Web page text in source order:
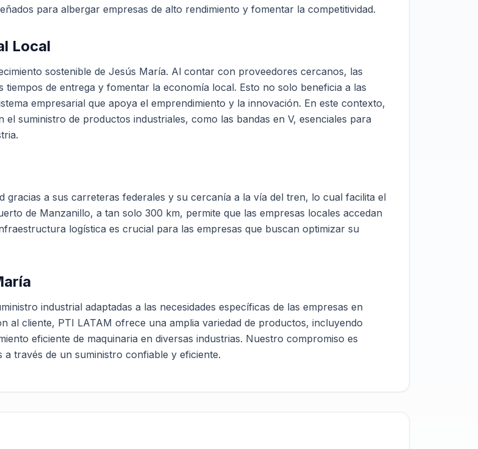
para albergar empresas de alto rendimiento y fomentar la competitividad.
Local
sostenible de Jesús María. Al contar con proveedores cercanos, las
de entrega y fomentar la economía local. Esto no solo beneficia a las
empresarial que apoya el emprendimiento y la innovación. En este contexto,
suministro de productos industriales, como las bandas en V, esenciales para
gracias a sus carreteras federales y su cercanía a la vía del tren, lo cual facilita el
de Manzanillo, a tan solo 300 km, permite que las empresas locales accedan
logística es crucial para las empresas que buscan optimizar su
industrial adaptadas a las necesidades específicas de las empresas en
al cliente, PTI LATAM ofrece una amplia variedad de productos, incluyendo
eficiente de maquinaria en diversas industrias. Nuestro compromiso es
través de un suministro confiable y eficiente.